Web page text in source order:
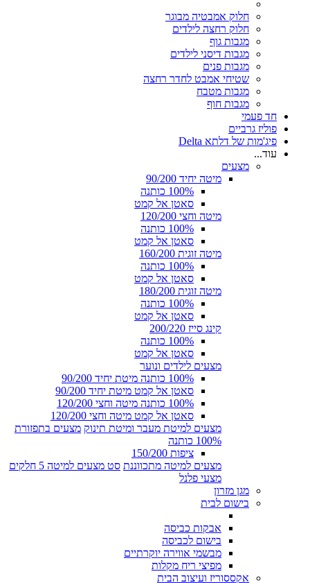
חלוק אמבטיה מבוגר
חלוק רחצה לילדים
מגבות גוף
מגבות דיסני לילדים
מגבות פנים
שטיחי אמבט לחדר רחצה
מגבות מטבח
מגבות חוף
חד פעמי
פוליז גרביים
פיג'מות של דלתא Delta
עוד...
מצעים
מיטה יחיד 90/200
100% כותנה
סאטן אל קמט
מיטה וחצי 120/200
100% כותנה
סאטן אל קמט
מיטה זוגית 160/200
100% כותנה
סאטן אל קמט
מיטה זוגית 180/200
100% כותנה
סאטן אל קמט
קינג סייז 200/220
100% כותנה
סאטן אל קמט
מצעים לילדים ונוער
100% כותנה מיטת יחיד 90/200
סאטן אל קמט מיטת יחיד 90/200
100% כותנה מיטה וחצי 120/200
סאטן אל קמט מיטה וחצי 120/200
מצעים למיטת מעבר ומיטת תינוק מצעים בתפזורת
100% כותנה
ציפות 150/200
מצעים למיטה מתכווננת סט מצעים למיטה 5 חלקים
מצעי פלנל
מגן מזרון
בישום לבית
אבקות כביסה
בישום לכביסה
מבשמי אווירה יוקרתיים
מפיצי ריח מקלות
אקססוריז ועיצוב הבית